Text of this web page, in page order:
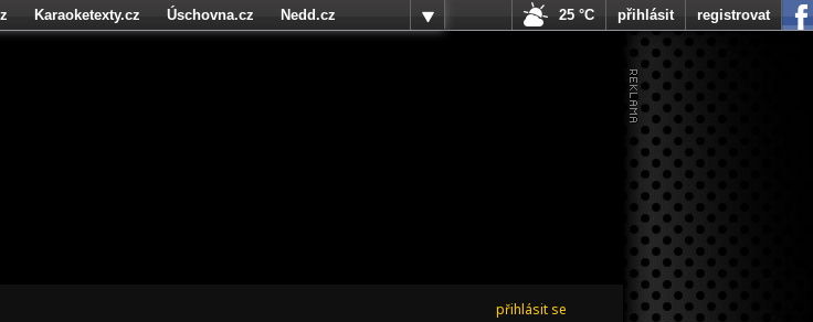
přihlásit se
Karaoketexty.cz Úschovna.cz
Nedd.cz
25 °C přihlásit registrovat